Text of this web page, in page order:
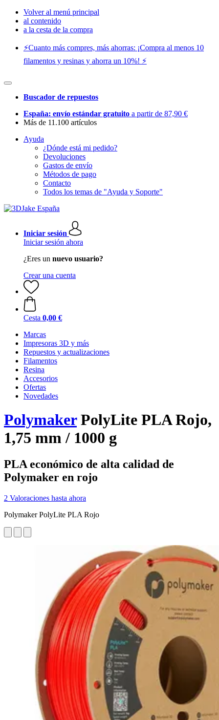
Volver al menú principal
al contenido
a la cesta de la compra
⚡️Cuanto más compres, más ahorras: ¡Compra al menos 10
filamentos y resinas y ahorra un 10%! ⚡️
Buscador de repuestos
España: envío estándar gratuito a partir de 87,90 €
Más de 11.100 artículos
Ayuda
¿Dónde está mi pedido?
Devoluciones
Gastos de envío
Métodos de pago
Contacto
Todos los temas de "Ayuda y Soporte"
Iniciar sesión
Iniciar sesión ahora
¿Eres un nuevo usuario?
Crear una cuenta
Cesta 0,00 €
Marcas
Impresoras 3D y más
Repuestos y actualizaciones
Filamentos
Resina
Accesorios
Ofertas
Novedades
PolymakerPolyLite PLA Rojo,
1,75 mm / 1000 g
PLA económico de alta calidad de
Polymaker en rojo
2 Valoraciones hasta ahora
Polymaker PolyLite PLA Rojo